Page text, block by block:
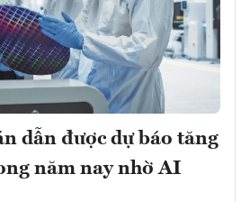
dẫn được dự báo tăng
năm nay nhờ AI